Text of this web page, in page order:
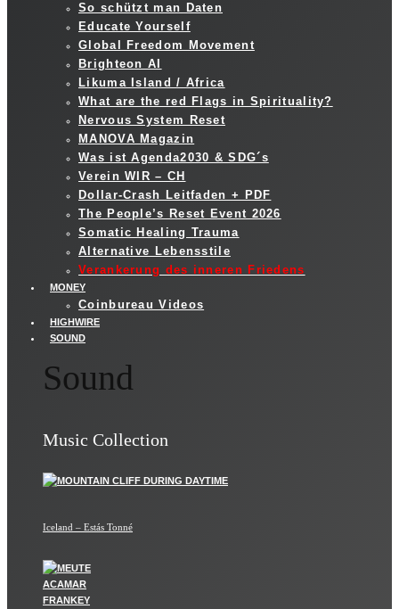
So schützt man Daten
Educate Yourself
Global Freedom Movement
Brighteon AI
Likuma Island / Africa
What are the red Flags in Spirituality?
Nervous System Reset
MANOVA Magazin
Was ist Agenda2030 & SDG´s
Verein WIR – CH
Dollar-Crash Leitfaden + PDF
The People’s Reset Event 2026
Somatic Healing Trauma
Alternative Lebensstile
Verankerung des inneren Friedens
MONEY
Coinbureau Videos
HIGHWIRE
SOUND
Sound
Music Collection
Iceland – Estás Tonné